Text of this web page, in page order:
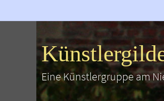
Inhalt
Eine Künstlergruppe am